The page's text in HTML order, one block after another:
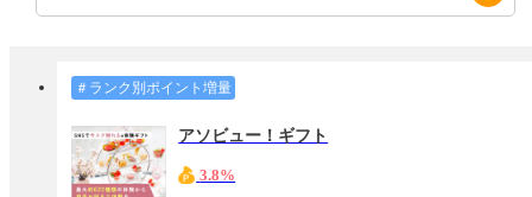
＃ランク別ポイント増量
アソビュー！ギフト
3.8%